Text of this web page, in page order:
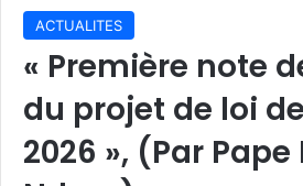
ACTUALITES
« Première note
du projet de loi
2026 », (Par